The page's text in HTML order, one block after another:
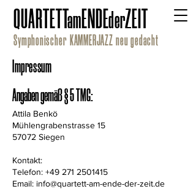
QUARTETTamENDEderZEIT
Symphonischer KAMMERJAZZ neu gedacht
Impressum
Angaben gemäß § 5 TMG:
Attila Benkö
Mühlengrabenstrasse 15
57072 Siegen
Kontakt:
Telefon: +49 271 2501415
Email: info@quartett-am-ende-der-zeit.de